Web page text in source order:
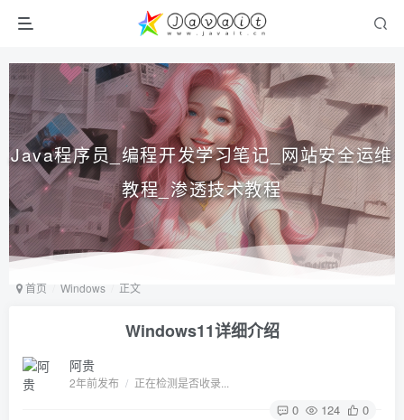
Java程序员_编程开发学习笔记_网站安全运维
教程_渗透技术教程
首页 Windows 正文
Windows11详细介绍
阿贵
2年前发布 / 正在检测是否收录...
0 124 0